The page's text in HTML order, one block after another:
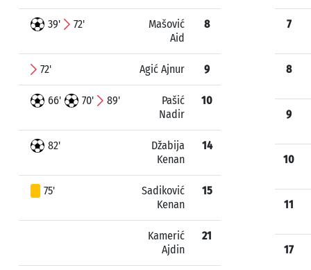
39' 72'
Mašović
Aid
8
72' Agić Ajnur 9
66' 70' 89'
Pašić
Nadir
10
82'
Džabija
Kenan
14
75'
Sadiković
Kenan
15
Kamerić
Ajdin
21
7
8
9
10
11
17